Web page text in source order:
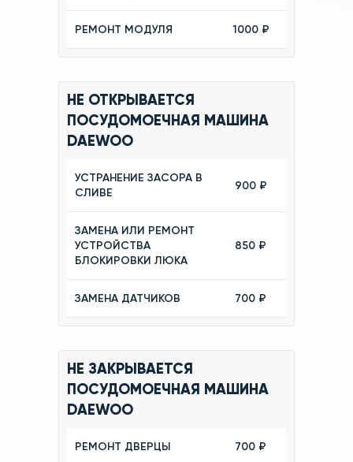
РЕМОНТ МОДУЛЯ 1000 ₽
НЕ ОТКРЫВАЕТСЯ
ПОСУДОМОЕЧНАЯ МАШИНА
DAEWOO
УСТРАНЕНИЕ ЗАСОРА В
СЛИВЕ
900 ₽
ЗАМЕНА ИЛИ РЕМОНТ
УСТРОЙСТВА
БЛОКИРОВКИ ЛЮКА
850 ₽
ЗАМЕНА ДАТЧИКОВ 700 ₽
НЕ ЗАКРЫВАЕТСЯ
ПОСУДОМОЕЧНАЯ МАШИНА
DAEWOO
РЕМОНТ ДВЕРЦЫ 700 ₽